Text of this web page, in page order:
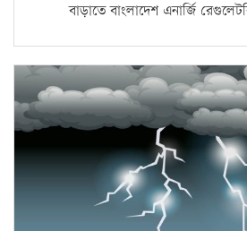
বাড়াতে বাংলাদেশ এনার্জি